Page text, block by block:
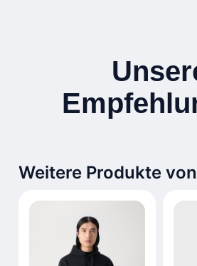
Weitere Produkte